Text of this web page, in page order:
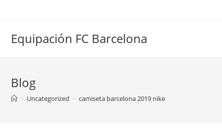
Equipación FC Barcelona
Blog
> Uncategorized > camiseta barcelona 2019 nike